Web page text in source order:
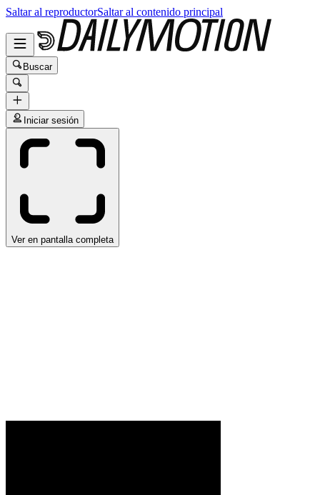
Saltar al reproductorSaltar al contenido principal
Buscar
Iniciar sesión
Ver en pantalla completa